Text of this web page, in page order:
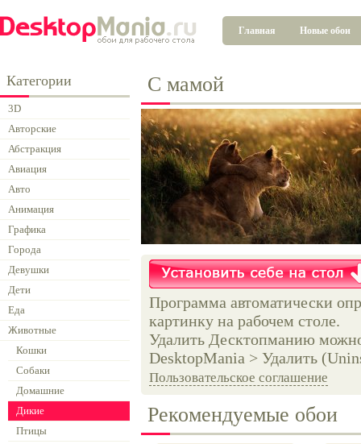
Главная Новые обои
Категории
3D
Авторские
Абстракция
Авиация
Авто
Анимация
Графика
Города
Девушки
Дети
Еда
Животные
Кошки
Собаки
Домашние
Дикие
Птицы
C мамой
Программа автоматически
картинку на рабочем столе.
Удалить Десктопманию
DesktopMania > Удалить
Пользовательское соглашение
Рекомендуемые обои